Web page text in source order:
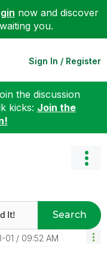
now and discover
you.
Sign In / Register
the discussion
kicks: Join the
Search
01 09:52 AM